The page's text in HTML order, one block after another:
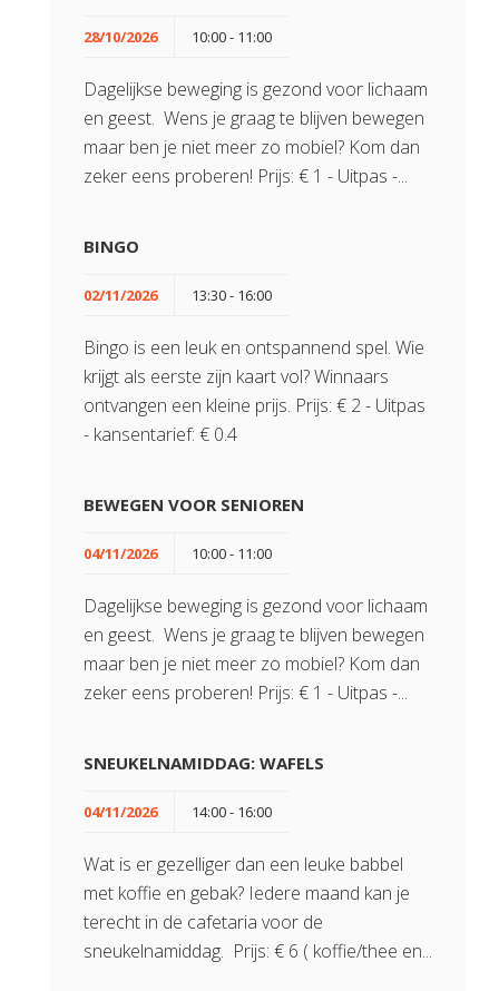
28/10/2026 10:00 - 11:00
Dagelijkse beweging is gezond voor lichaam
en geest. Wens je graag te blijven bewegen
maar ben je niet meer zo mobiel? Kom dan
zeker eens proberen! Prijs: € 1 - Uitpas -...
BINGO
02/11/2026 13:30 - 16:00
Bingo is een leuk en ontspannend spel. Wie
krijgt als eerste zijn kaart vol? Winnaars
ontvangen een kleine prijs. Prijs: € 2 - Uitpas
- kansentarief: € 0.4
BEWEGEN VOOR SENIOREN
04/11/2026 10:00 - 11:00
Dagelijkse beweging is gezond voor lichaam
en geest. Wens je graag te blijven bewegen
maar ben je niet meer zo mobiel? Kom dan
zeker eens proberen! Prijs: € 1 - Uitpas -...
SNEUKELNAMIDDAG: WAFELS
04/11/2026 14:00 - 16:00
Wat is er gezelliger dan een leuke babbel
met koffie en gebak? Iedere maand kan je
terecht in de cafetaria voor de
sneukelnamiddag. Prijs: € 6 ( koffie/thee en...